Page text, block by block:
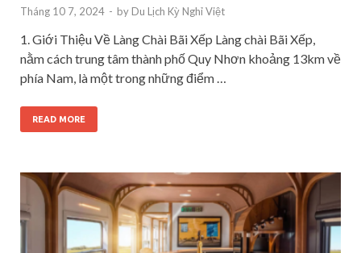
Tháng 10 7, 2024 - by Du Lịch Kỳ Nghỉ Việt
1. Giới Thiệu Về Làng Chài Bãi Xếp Làng chài Bãi Xếp,
nằm cách trung tâm thành phố Quy Nhơn khoảng 13km về
phía Nam, là một trong những điểm …
READ MORE